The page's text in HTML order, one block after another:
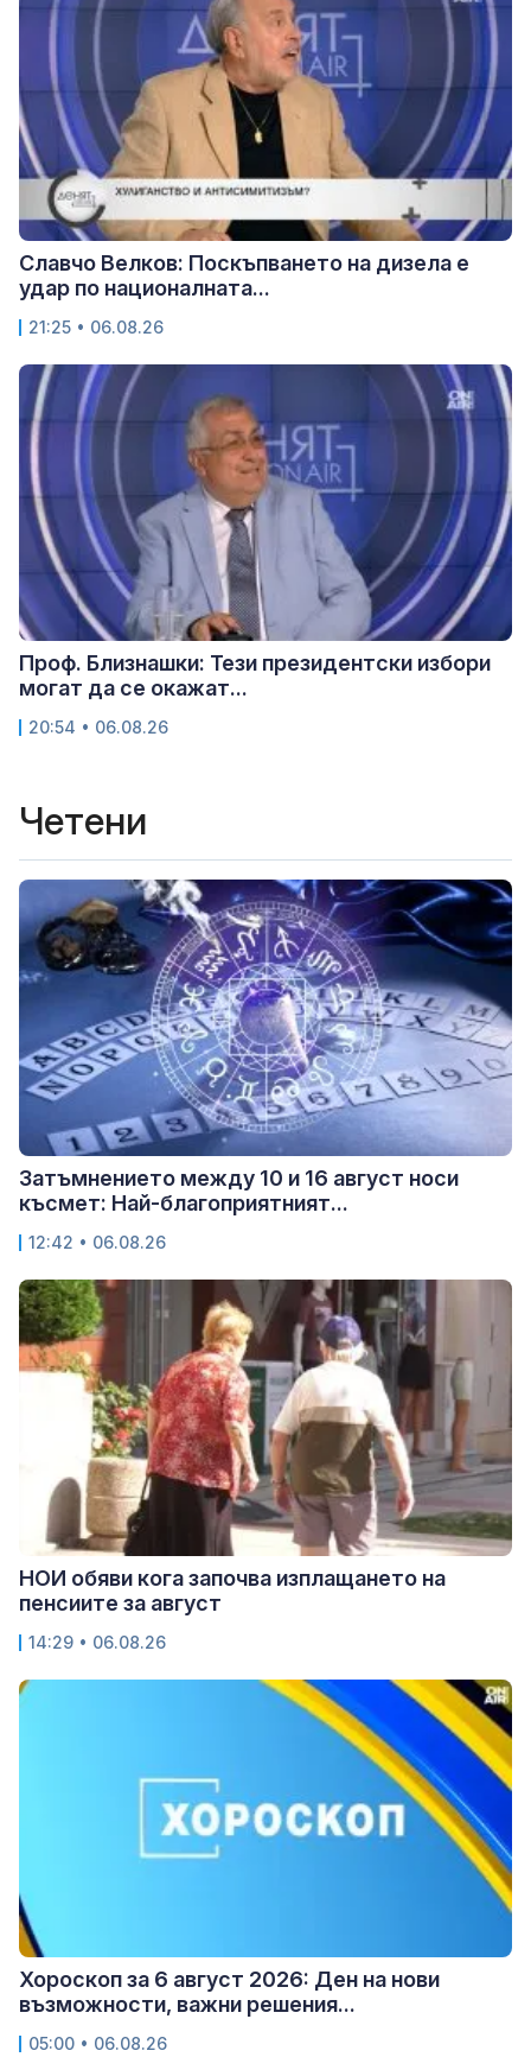
Славчо Велков: Поскъпването на дизела е
удар по националната...
21:25 • 06.08.26
Проф. Близнашки: Тези президентски избори
могат да се окажат...
20:54 • 06.08.26
Четени
Затъмнението между 10 и 16 август носи
късмет: Най-благоприятният...
12:42 • 06.08.26
НОИ обяви кога започва изплащането на
пенсиите за август
14:29 • 06.08.26
Хороскоп за 6 август 2026: Ден на нови
възможности, важни решения...
05:00 • 06.08.26